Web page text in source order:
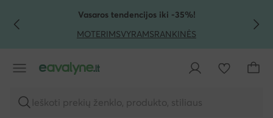
PEREITI PRIE PAGRINDINIO TURINIO
PEREITI Į PAIEŠKĄVasaros tendencijos iki -35%!
MOTERIMSVYRAMSRANKINĖS
Ieškoti prekių ženklo, produkto, stiliaus